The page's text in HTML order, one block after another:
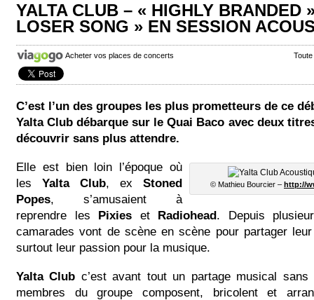
YALTA CLUB – « HIGHLY BRANDED
LOSER SONG » EN SESSION
Acheter vos places de concerts
C’est l’un des groupes les plus prometteurs de ce
Yalta Club débarque sur le Quai Baco avec deux
découvrir sans plus attendre.
© Mathieu Bourcier – http://
Elle est bien loin l’époque où
les Yalta Club, ex Stoned
Popes, s’amusaient à
reprendre les Pixies et Radiohead. Depuis
camarades vont de scène en scène pour partager
surtout leur passion pour la musique.
Yalta Club c’est avant tout un partage musical sans
membres du groupe composent, bricolent et